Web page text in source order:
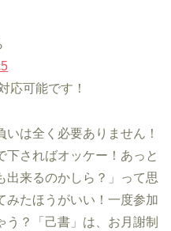
応可能です！
いは全く必要ありません！
下さればオッケー！あっと
来るのかしら？」って思
みたほうがいい！一度参加
う？「己書」は、お月謝制